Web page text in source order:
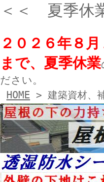
＜＜ 夏季
２０２６年８
まで、夏季休業
ださい。
HOME > 建築資材、